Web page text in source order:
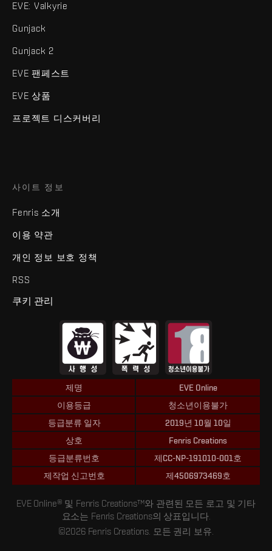
EVE: Valkyrie
Gunjack
Gunjack 2
EVE 팬페스트
EVE 상품
프로젝트 디스커버리
사이트 정보
Fenris 소개
이용 약관
개인 정보 보호 정책
RSS
쿠키 관리
제명
EVE Online
이용등급
청소년이용불가
등급분류 일자
2019년 10월 10일
상호
Fenris Creations
등급분류번호
제CC-NP-191010-001호
제작업 신고번호
제4506973469호
EVE Online® 및 Fenris Creations™와 관련된 모든 로고 및 기타
요소는 Fenris Creations의 상표입니다.
©2026 Fenris Creations. 모든 권리 보유.